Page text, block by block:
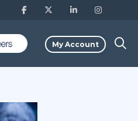
My Account